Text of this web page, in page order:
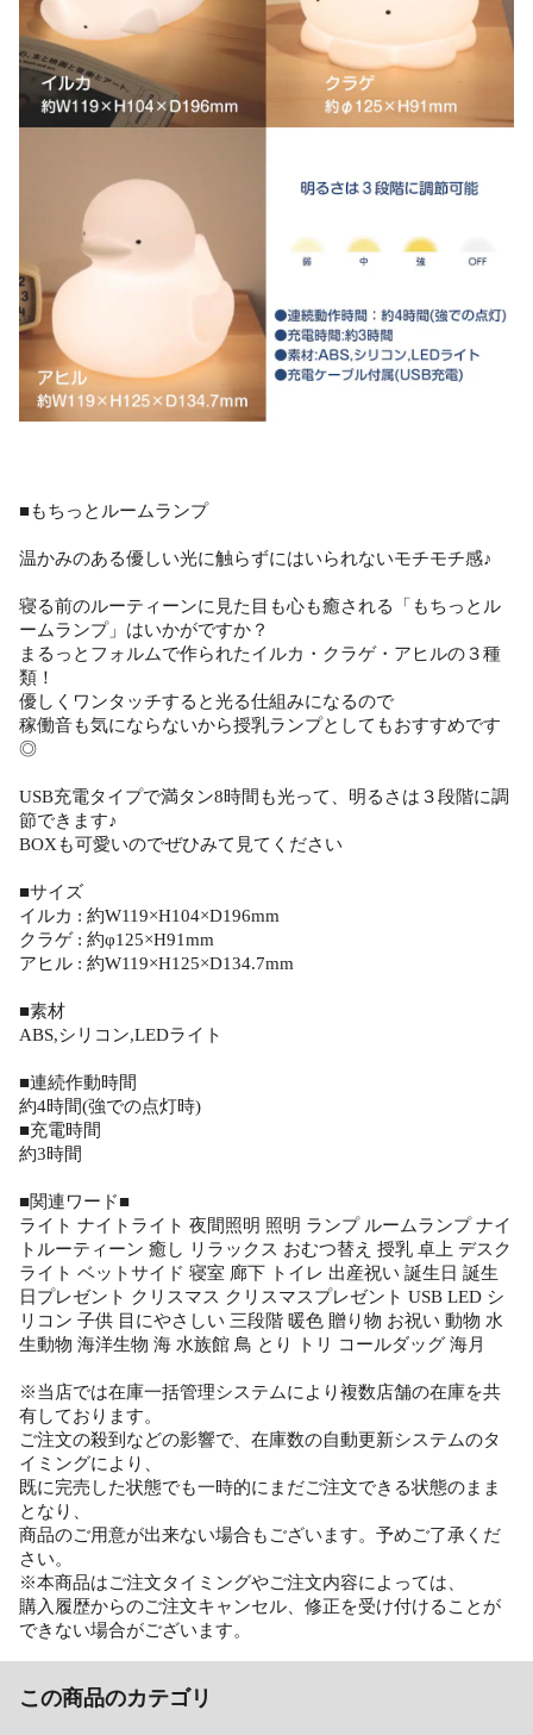
■もちっとルームランプ
温かみのある優しい光に触らずにはいられないモチモチ感♪
寝る前のルーティーンに見た目も心も癒される「もちっとル
ームランプ」はいかがですか？
まるっとフォルムで作られたイルカ・クラゲ・アヒルの３種
類！
優しくワンタッチすると光る仕組みになるので
稼働音も気にならないから授乳ランプとしてもおすすめです
◎
USB充電タイプで満タン8時間も光って、明るさは３段階に調
節できます♪
BOXも可愛いのでぜひみて見てください
■サイズ
イルカ : 約W119×H104×D196mm
クラゲ : 約φ125×H91mm
アヒル : 約W119×H125×D134.7mm
■素材
ABS,シリコン,LEDライト
■連続作動時間
約4時間(強での点灯時)
■充電時間
約3時間
■関連ワード■
ライト ナイトライト 夜間照明 照明 ランプ ルームランプ ナイ
トルーティーン 癒し リラックス おむつ替え 授乳 卓上 デスク
ライト ベットサイド 寝室 廊下 トイレ 出産祝い 誕生日 誕生
日プレゼント クリスマス クリスマスプレゼント USB LED シ
リコン 子供 目にやさしい 三段階 暖色 贈り物 お祝い 動物 水
生動物 海洋生物 海 水族館 鳥 とり トリ コールダッグ 海月
※当店では在庫一括管理システムにより複数店舗の在庫を共
有しております。
ご注文の殺到などの影響で、在庫数の自動更新システムのタ
イミングにより、
既に完売した状態でも一時的にまだご注文できる状態のまま
となり、
商品のご用意が出来ない場合もございます。予めご了承くだ
さい。
※本商品はご注文タイミングやご注文内容によっては、
購入履歴からのご注文キャンセル、修正を受け付けることが
できない場合がございます。
この商品のカテゴリ